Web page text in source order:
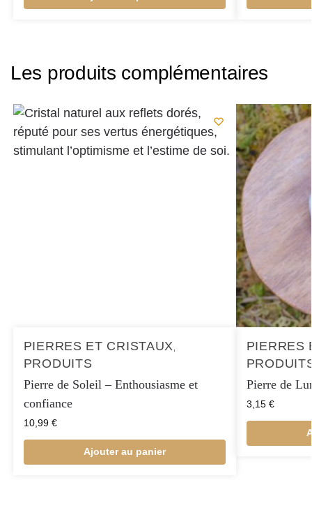
Les produits complémentaires
PIERRES ET CRISTAUX
PRODUITS
Pierre de Soleil – Enthousiasme et
confiance
10,99 €
Ajouter au panier
PIERRES
Pierre de
3,15 €